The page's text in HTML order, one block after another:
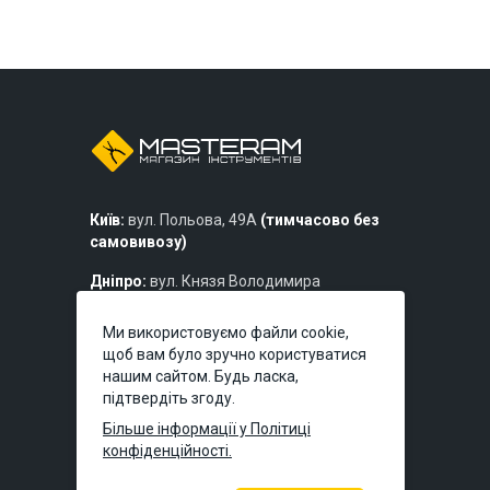
Київ: вул. Польова, 49А (тимчасово без
самовивозу)
Дніпро: вул. Князя Володимира
Львів:вул. Богдана Хмельницького,
219б
Ми використовуємо файли cookie,
щоб вам було зручно користуватися
нашим сайтом. Будь ласка,
підтвердіть згоду.
Більше інформації у Політиці
конфіденційності.